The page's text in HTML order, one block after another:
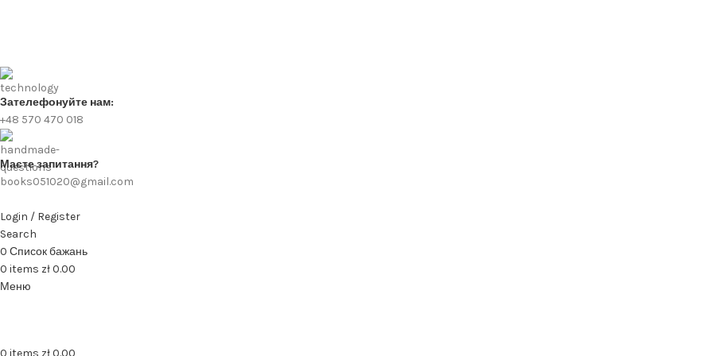
Зателефонуйте нам:
+48 570 470 018
Маєте запитання?
books051020@gmail.com
Login / Register
Search
0 Список бажань
0 items zł0.00
Меню
0 items zł0.00